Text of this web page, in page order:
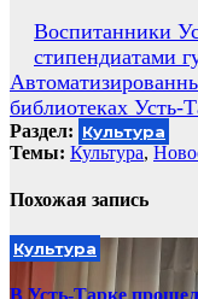
Навигация
по
записям
Воспитанники
стипендиатами
библиотеках Усть-
Раздел: Культура
Темы: Культура,
Похожая запись
Культура
В Усть-Тарке